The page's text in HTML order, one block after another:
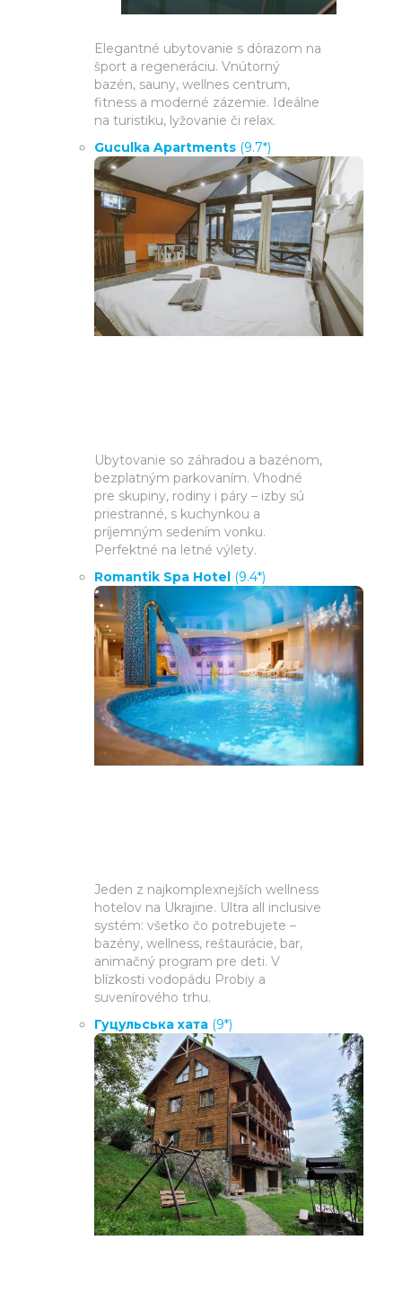
Elegantné ubytovanie s dôrazom na
šport a regeneráciu. Vnútorný
bazén, sauny, wellnes centrum,
fitness a moderné zázemie. Ideálne
na turistiku, lyžovanie či relax.
Guculka Apartments (9.7*)
Ubytovanie so záhradou a bazénom,
bezplatným parkovaním. Vhodné
pre skupiny, rodiny i páry – izby sú
priestranné, s kuchynkou a
príjemným sedením vonku.
Perfektné na letné výlety.
Romantik Spa Hotel (9.4*)
Jeden z najkomplexnejších wellness
hotelov na Ukrajine. Ultra all inclusive
systém: všetko čo potrebujete –
bazény, wellness, reštaurácie, bar,
animačný program pre deti. V
blízkosti vodopádu Probiy a
suvenírového trhu.
Гуцульська хата (9*)